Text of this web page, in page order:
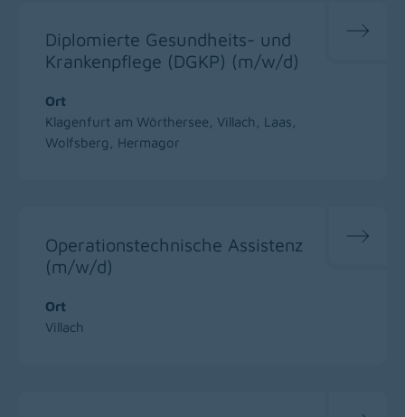
Diplomierte Gesundheits- und
Krankenpflege (DGKP) (m/w/d)
Ort
Klagenfurt am Wörthersee, Villach, Laas,
Wolfsberg, Hermagor
Operationstechnische Assistenz
(m/w/d)
Ort
Villach